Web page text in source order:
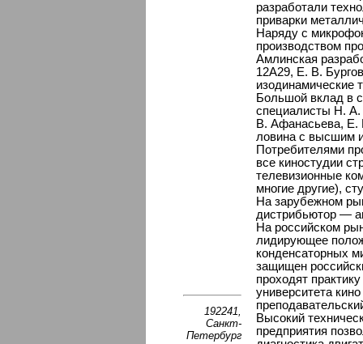
разработали
приварки
Наряду с
производством
Амлинская
12А29, Е. В.
изодинамические
Большой вклад в
специалисты Н.
В. Афанасьева, Е.
ловина с высшим
Потребителями
все киностудии
телевизионные
многие другие),
На зарубежном
дистрибьютор —
На российском
лидирующее
конденсаторных
защищен
проходят
университета
Высокий
предприятия
192241,
Санкт-
Петербург